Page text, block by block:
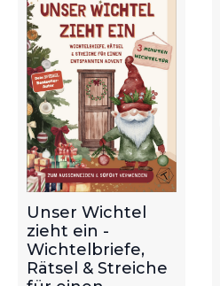
Unser Wichtel
zieht ein -
Wichtelbriefe,
Rätsel & Streiche